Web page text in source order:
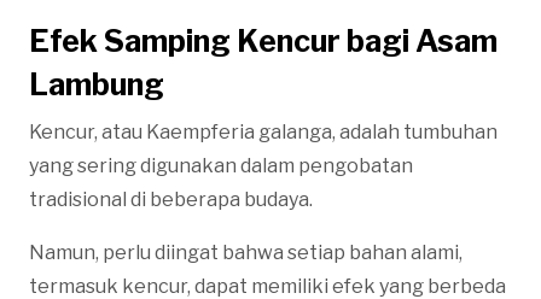
Efek Samping Kencur bagi Asam
Lambung
Kencur, atau Kaempferia galanga, adalah tumbuhan
yang sering digunakan dalam pengobatan
tradisional di beberapa budaya.
Namun, perlu diingat bahwa setiap bahan alami,
termasuk kencur, dapat memiliki efek yang berbeda